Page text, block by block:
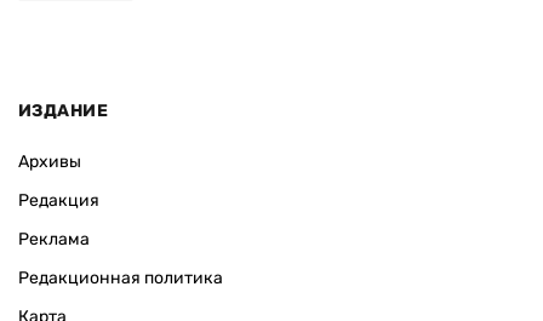
ИЗДАНИЕ
Архивы
Редакция
Реклама
Редакционная политика